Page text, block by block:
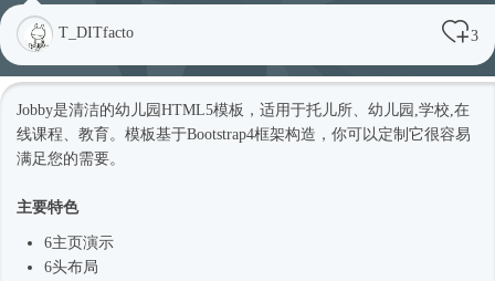
T_DITfacto 3
Jobby是清洁的幼儿园 HTML5模板 ，适用于托儿所、幼儿园,学校,在
线课程、教育。模板基于Bootstrap4框架构造，你可以定制它很容易
满足您的需要。
主要特色
6主页演示
6头布局